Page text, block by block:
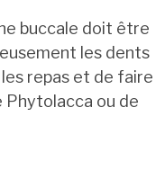
buccale doit être
les dents
repas et de faire
Phytolacca ou de